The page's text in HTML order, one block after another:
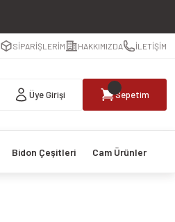
SİPARİŞLERİM HAKKIMIZDA İLETİŞİM
Üye Girişi Sepetim
Bidon Çeşitleri Cam Ürünler